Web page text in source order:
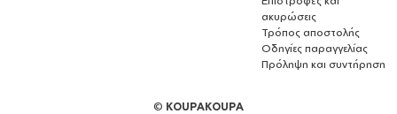
ακυρώσεις
Τρόπος αποστολής
Οδηγίες παραγγελίας
Πρόληψη και συντήρηση
© KOUPAKOUPA